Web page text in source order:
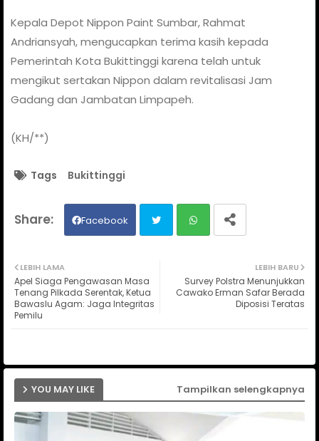
Kepala Depot Nippon Paint Sumbar, Rahmat
Andriansyah, mengucapkan terima kasih kepada
Pemerintah Kota Bukittinggi karena telah untuk
mengikut sertakan Nippon dalam revitalisasi Jam
Gadang dan Jambatan Limpapeh.
(KH/**)
Tags Bukittinggi
Facebook
ats
LEBIH BARU
Survey Polstra Menunjukkan
Cawako Erman Safar Berada
Diposisi Teratas
LEBIH LAMA
Apel Siaga Pengawasan Masa
Tenang Pilkada Serentak, Ketua
Bawaslu Agam: Jaga Integritas
Pemilu
YOU MAY LIKE Tampilkan selengkapnya